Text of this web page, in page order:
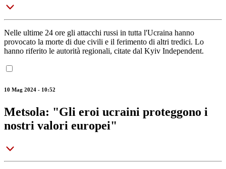
Nelle ultime 24 ore gli attacchi russi in tutta l'Ucraina hanno
provocato la morte di due civili e il ferimento di altri tredici. Lo
hanno riferito le autorità regionali, citate dal Kyiv Independent.
10 Mag 2024 - 10:52
Metsola: "Gli eroi ucraini proteggono i
nostri valori europei"